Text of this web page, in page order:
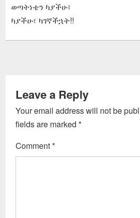
ወጣትነቴን ካያችሁ፣
ካያችሁ፣ ካገኛችኋት!!
Leave a Reply
Your email address will not be
fields are marked*
Comment*